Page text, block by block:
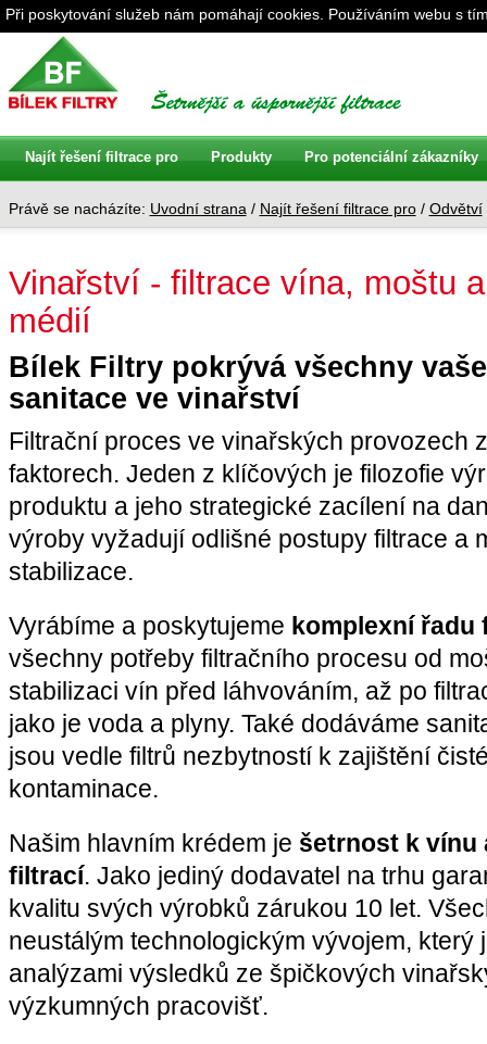
Právě se nacházíte: Uvodní strana / Najít řešení filtrace pro/ Odvětví
Vinařství - filtrace vína, moštu
médií
Bílek Filtry pokrývá všechny
sanitace ve vinařství
Filtrační proces ve vinařských provozech
faktorech. Jeden z klíčových je filozofie
produktu a jeho strategické zacílení na
výroby vyžadují odlišné postupy filtrace a
stabilizace.
Vyrábíme a poskytujeme komplexní řadu
všechny potřeby filtračního procesu od
stabilizaci vín před láhvováním, až po
jako je voda a plyny. Také dodáváme
jsou vedle filtrů nezbytností k zajištění
kontaminace.
Našim hlavním krédem je šetrnost k vínu
filtrací. Jako jediný dodavatel na trhu
kvalitu svých výrobků zárukou 10 let.
neustálým technologickým vývojem, který
analýzami výsledků ze špičkových
výzkumných pracovišť.
Najít řešení filtrace pro Produkty Pro potenciální zákazníky
Při poskytování služeb nám pomáhají cookies. Používáním webu s